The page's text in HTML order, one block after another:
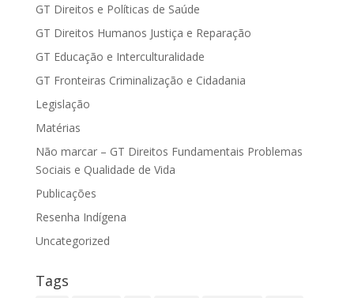
GT Direitos e Políticas de Saúde
GT Direitos Humanos Justiça e Reparação
GT Educação e Interculturalidade
GT Fronteiras Criminalização e Cidadania
Legislação
Matérias
Não marcar – GT Direitos Fundamentais Problemas
Sociais e Qualidade de Vida
Publicações
Resenha Indígena
Uncategorized
Tags